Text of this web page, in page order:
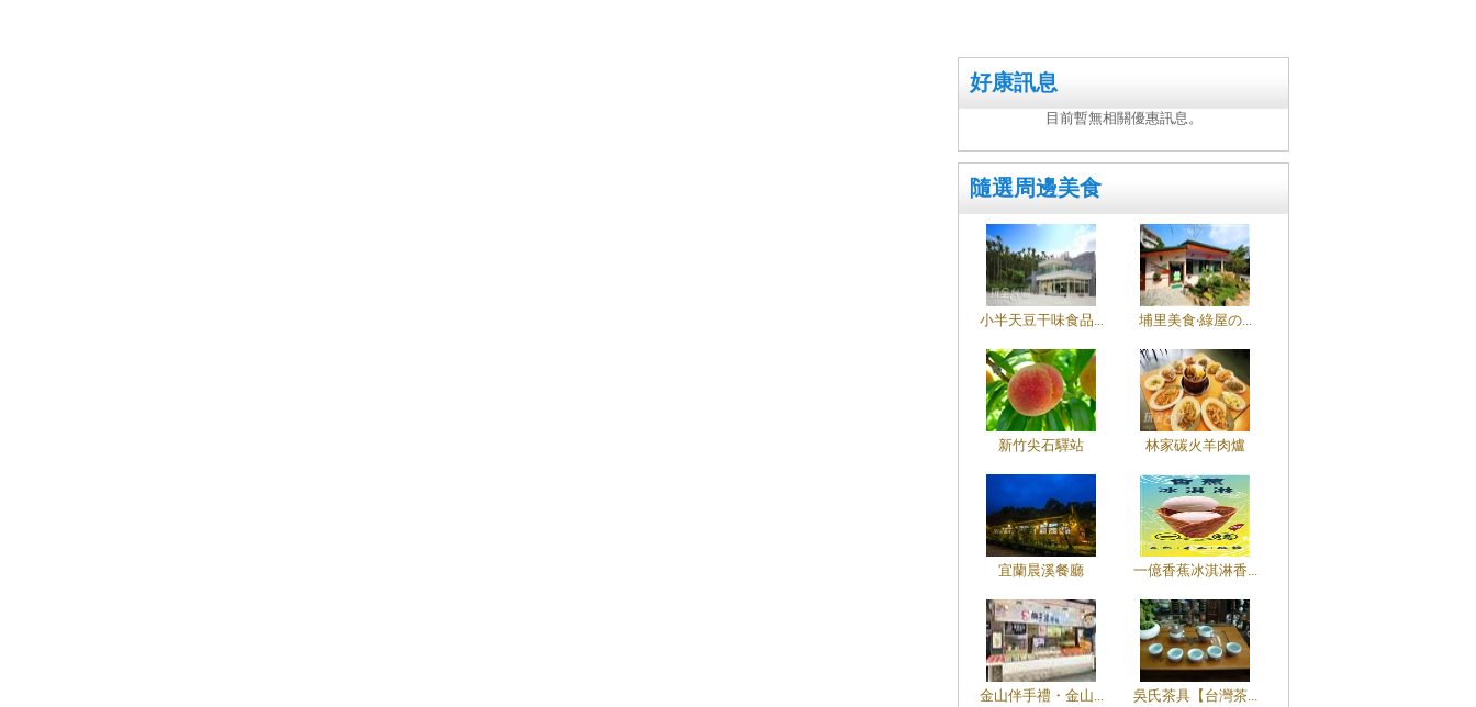
好康訊息
目前暫無相關優惠訊息。
隨選周邊美食
小半天豆干味食品... 埔里美食‧綠屋の...
新竹尖石驛站 林家碳火羊肉爐
宜蘭晨溪餐廳 一億香蕉冰淇淋香...
金山伴手禮・金山... 吳氏茶具【台灣茶...